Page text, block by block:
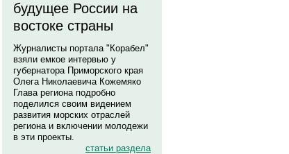
будущее России на
востоке страны
Журналисты портала "Корабел"
взяли емкое интервью у
губернатора Приморского края
Олега Николаевича Кожемяко
Глава региона подробно
поделился своим видением
развития морских отраслей
региона и включении молодежи
в эти проекты.
статьи раздела